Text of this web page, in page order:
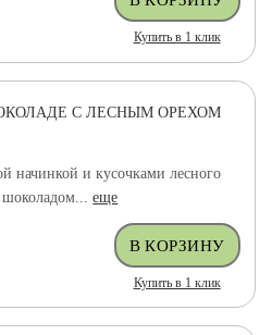
Купить в 1 клик
С ЛЕСНЫМ ОРЕХОМ
начинкой и кусочками лесного
шоколадом...еще
Купить в 1 клик